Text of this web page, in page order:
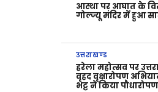
आस्था पर आघात के
गोल्ज्यू मंदिर में हुआ
उत्तराखण्ड
हरेला महोत्सव पर
वृहद वृक्षारोपण
भट्ट ने किया पौधारोपण